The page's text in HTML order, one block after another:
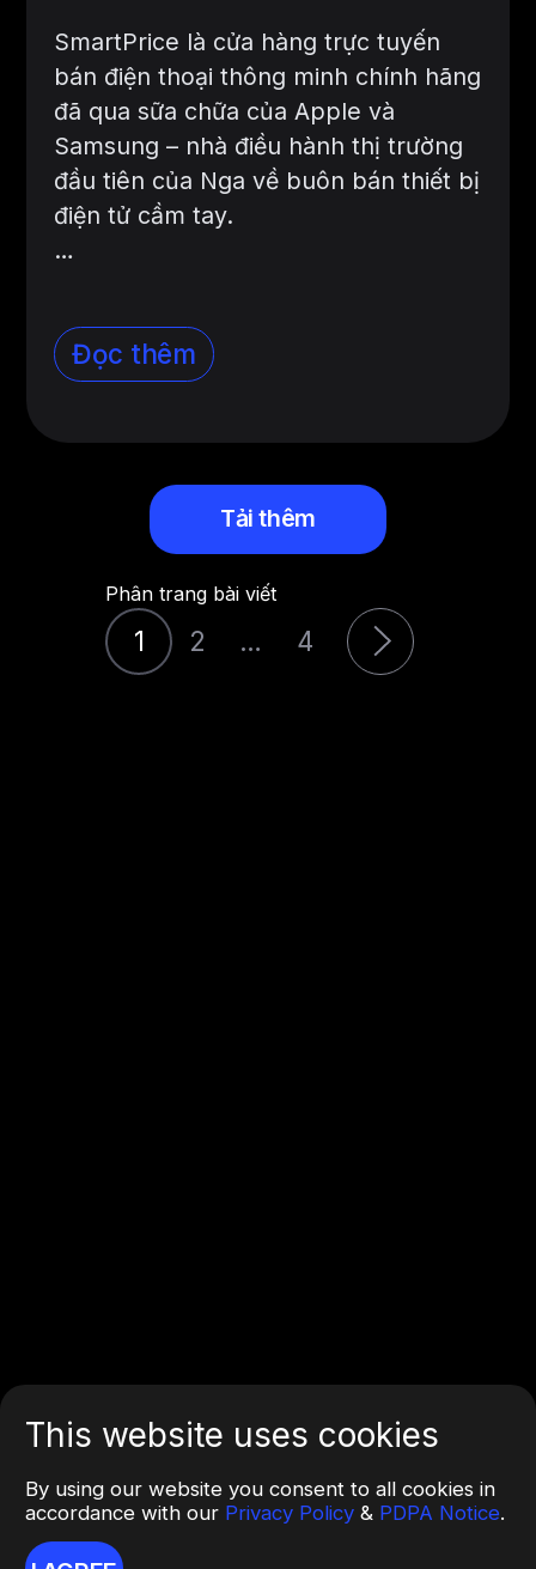
This website uses cookies
By using our website you consent to all cookies in
accordance with our Privacy Policy & PDPA Notice.
SmartPrice là cửa hàng trực tuyến
bán điện thoại thông minh chính hãng
đã qua sữa chữa của Apple và
Samsung – nhà điều hành thị trường
đầu tiên của Nga về buôn bán thiết bị
điện tử cầm tay.
…
Đọc thêm
Tải thêm
Phân trang bài viết
1 2 … 4